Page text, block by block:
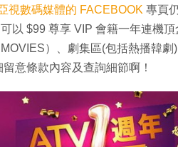
視數碼媒體的 FACEBOOK 專頁
以 $99 尊享 VIP 會籍一年連機
）、劇集區(包括熱播韓
意條款內容及查詢細節啊！